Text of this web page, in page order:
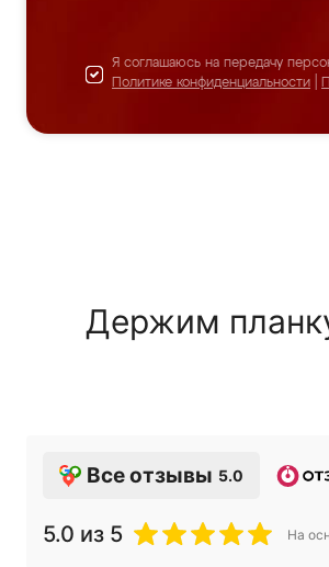
Я соглашаюсь на передачу
Политике конфиденциальности
Держим
Все отзывы 5.0
5.0 из 5 На